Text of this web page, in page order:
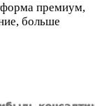
премиум,
больше